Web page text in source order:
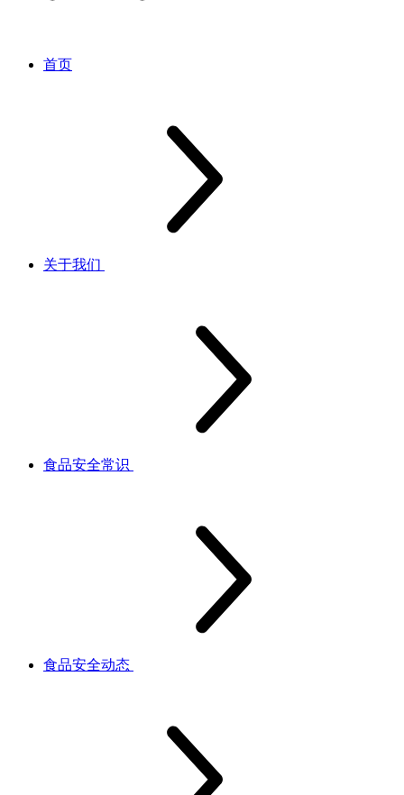
首页
关于我们
食品安全常识
食品安全动态